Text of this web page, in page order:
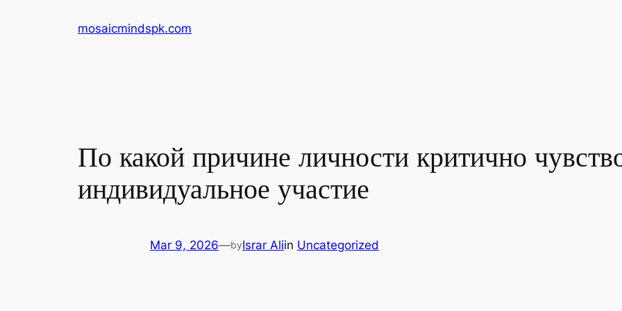
mosaicmindspk.com
По какой причине личности критично
индивидуальное участие
Mar 9, 2026—byIsrar Aliin Uncategorized